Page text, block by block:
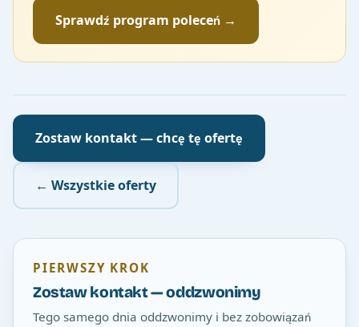
Sprawdź program poleceń →
Zostaw kontakt — chcę tę ofertę
← Wszystkie oferty
PIERWSZY KROK
Zostaw kontakt — oddzwonimy
Tego samego dnia oddzwonimy i bez zobowiązań